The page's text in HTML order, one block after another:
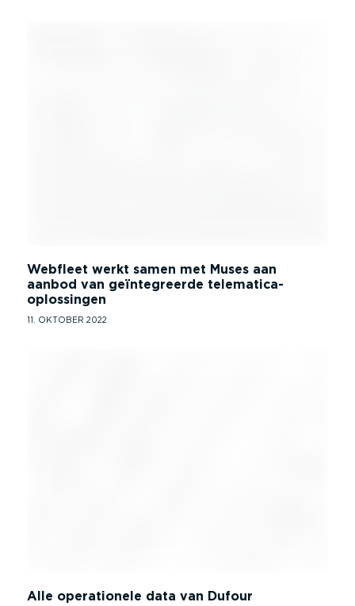
Webfleet werkt samen met Muses aan
aanbod van geïntegreerde telematica-
oplossingen
11. OKTOBER 2022
Alle operationele data van Dufour